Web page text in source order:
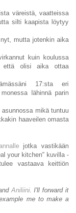
väreistä, vaatteissa
silti kaapista löytyy
mutta jotenkin aika
kuin koulussa
että olisi aika ottaa
17:sta eri
lähinnä parin
mikä tuntuu
haaveilen omasta
jotka vastikään
your kitchen" kuvilla -
vastaava keittiön
Aniliini. I'll forward it
me to make a